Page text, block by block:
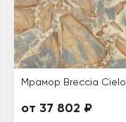
Мрамор Breccia Cielo
от 37 802 ₽